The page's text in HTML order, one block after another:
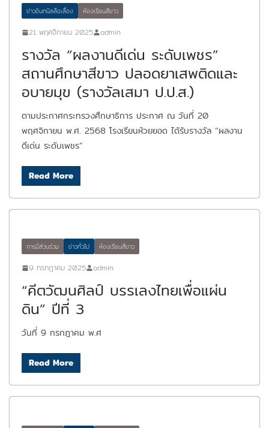
ข่าวอินทนิลลือเลื่อง ห้องเรียนสีขาว
21 พฤศจิกายน 2025 admin
รางวัล “ผลงานดีเด่น ระดับเพชร”
สถานศึกษาสีขาว ปลอดยาเสพติดและ
อบายมุข (รางวัลเสมา ป.ป.ส.)
ตามประกาศกระทรวงศึกษาธิการ ประกาศ ณ วันที่ 20
พฤศจิกายน พ.ศ. 2568 โรงเรียนห้วยยอด ได้รับรางวัล “ผลงาน
ดีเด่น ระดับเพชร”
Read More
การมีส่วนร่วม ข่าวทั่วไป ห้องเรียนสีขาว
9 กรกฎาคม 2025 admin
“คีตวัฒนศิลป์ บรรเลงไทยเพื่อแผ่น
ดิน” ปีที่ 3
วันที่ 9 กรกฎาคม พ.ศ
Read More